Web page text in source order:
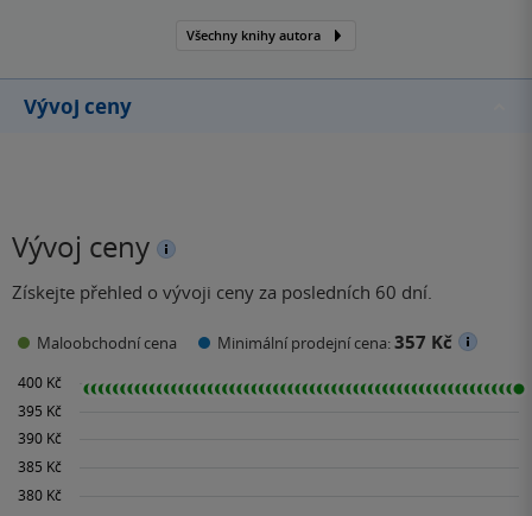
Všechny knihy autora
Vývoj ceny
Vývoj ceny
Získejte přehled o vývoji ceny za posledních 60 dní.
Maloobchodní cena Minimální prodejní cena:357 Kč